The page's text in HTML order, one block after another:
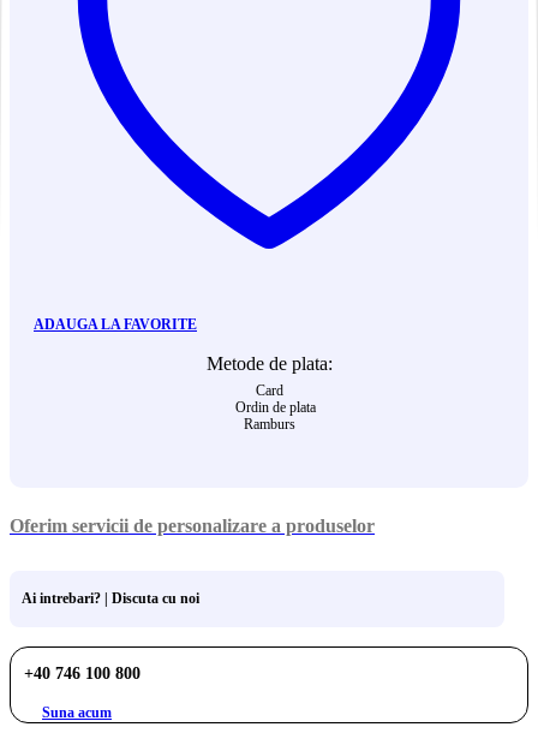
ADAUGA LA FAVORITE
Metode de plata:
Card
Ordin de plata
Ramburs
Oferim servicii de personalizare a produselor
Ai intrebari? | Discuta cu noi
+40 746 100 800
Suna acum